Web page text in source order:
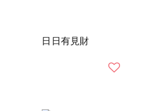
日日有見財